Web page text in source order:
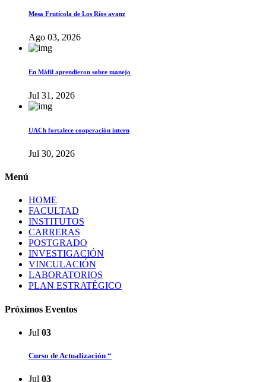
Mesa Frutícola de Los Ríos avanz
Ago 03, 2026
En Máfil aprendieron sobre manejo
Jul 31, 2026
UACh fortalece cooperación intern
Jul 30, 2026
Menú
HOME
FACULTAD
INSTITUTOS
CARRERAS
POSTGRADO
INVESTIGACIÓN
VINCULACIÓN
LABORATORIOS
PLAN ESTRATÉGICO
Próximos Eventos
Jul 03
Curso de Actualización “
Jul 03